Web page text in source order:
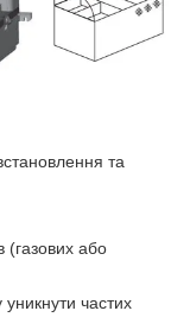
та
(газових або
частих